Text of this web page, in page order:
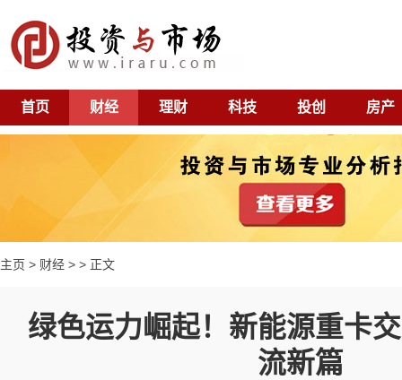
首页 财经 理财 科技 投创 房产
主页 > 财经 > > 正文
绿色运力崛起！新能源重卡
流新篇